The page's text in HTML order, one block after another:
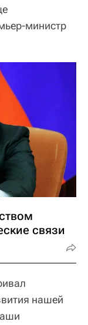
министр
связи
нашей